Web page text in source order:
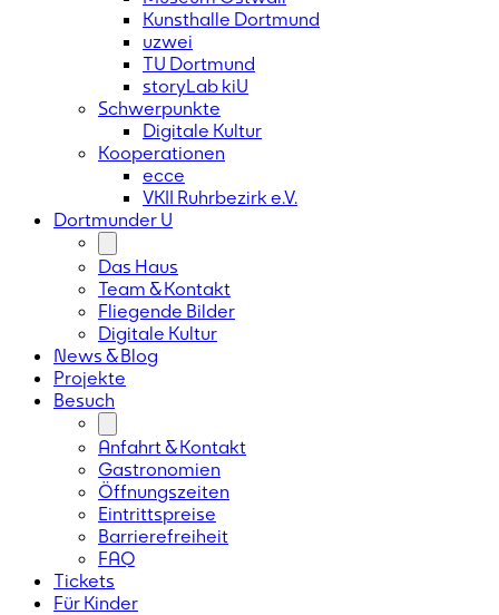
Kunsthalle Dortmund
uzwei
TU Dortmund
storyLab kiU
Schwerpunkte
Digitale Kultur
Kooperationen
ecce
VKII Ruhrbezirk e.V.
Dortmunder U
Das Haus
Team & Kontakt
Fliegende Bilder
Digitale Kultur
News & Blog
Projekte
Besuch
Anfahrt & Kontakt
Gastronomien
Öffnungszeiten
Eintrittspreise
Barrierefreiheit
FAQ
Tickets
Für Kinder